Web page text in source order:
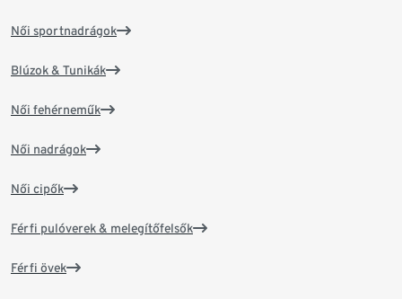
Női sportnadrágok
Blúzok & Tunikák
Női fehérneműk
Női nadrágok
Női cipők
Férfi pulóverek & melegítőfelsők
Férfi övek